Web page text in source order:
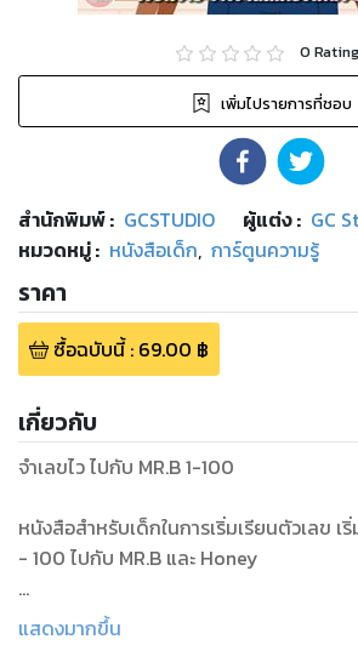
0
เพิ่มไปรายการที่ชอบ
สำนักพิมพ์: GCSTUDIO ผู้แต่ง : GC
หมวดหมู่: หนังสือเด็ก, การ์ตูนความรู้
ราคา
ซื้อฉบับนี้: 69.00 ฿
เกี่ยวกับ
จำเลขไว ไปกับ MR.B 1-100
หนังสือสำหรับเด็กในการเริ่มเรียนตัวเลข เ
- 100 ไปกับ MR.B และ Honey
หนังสือเล่มนี้จะช่วยสอนตัวเลขพื้นฐานในภา
แสดงมากขึ้น